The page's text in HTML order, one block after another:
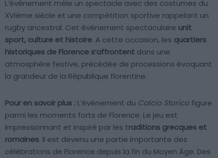
L’événement mêle un spectacle avec des costumes du
XVIème siècle et une compétition sportive rappelant un
rugby ancestral. Cet événement spectaculaire unit
sport, culture et histoire. A cette occasion, les quartiers
historiques de Florence s’affrontent dans une
atmosphère festive, précédée de processions évoquant
la grandeur de la République florentine.
Pour en savoir plus : L’événement du Calcio Storico figure
parmi les moments forts de Florence. Le jeu est
impressionnant et inspiré par les traditions grecques et
romaines. Il est devenu une partie importante des
célébrations de Florence depuis la fin du Moyen Âge. Des